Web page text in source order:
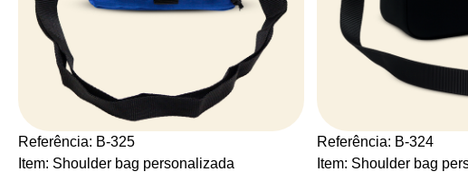
Referência: B-325
Item: Shoulder bag personalizada
Referência: B-324
Item: Shoulder bag